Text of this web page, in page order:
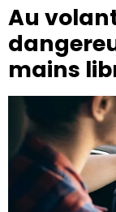
Au
mains